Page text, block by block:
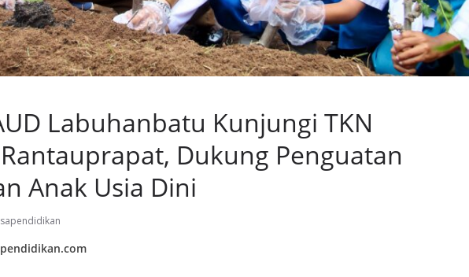
Labuhanbatu Kunjungi TKN
Dukung Penguatan
Anak Usia Dini